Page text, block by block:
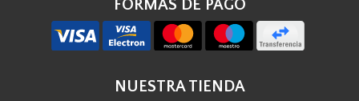
FORMAS DE PAGO
NUESTRA TIENDA